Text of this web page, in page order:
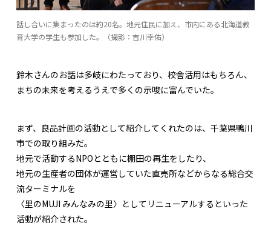
話し合いに集まったのは約20名。地元住民に加え、市内にある北海道教
育大学の学生も参加した。（撮影：吉川幸佑）
鈴木さんのお話は多岐にわたっており、校舎活用はもちろん、
まちの未来を考えるうえで多くの示唆に富んでいた。
まず、良品計画の活動として紹介してくれたのは、千葉県鴨川
市での取り組みだ。
地元で活動するNPOとともに棚田の再生をしたり、
地元の生産者の団体が運営していた直売所などからなる総合交
流ターミナルを
〈里のMUJI みんなみの里〉としてリニューアルするといった
活動が紹介された。